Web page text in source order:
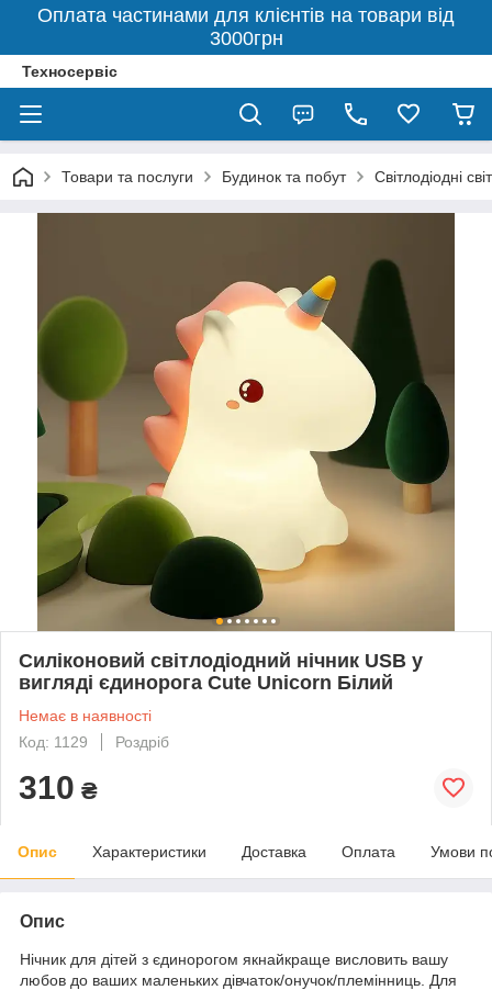
Оплата частинами для клієнтів на товари від
3000грн
Техносервіс
Товари та послуги Будинок та побут Світлодіодні
Силіконовий світлодіодний нічник USB у
вигляді єдинорога Cute Unicorn Білий
Немає в наявності
Код: 1129
Роздріб
310 ₴
Опис Характеристики Доставка Оплата Умови
Опис
Нічник для дітей з єдинорогом якнайкраще висловить вашу
любов до ваших маленьких дівчаток/онучок/племінниць. Для